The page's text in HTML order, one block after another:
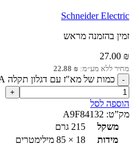
Schneider Electric
זמין בהזמנה מראש
27.00 ₪
מחיר ללא מע״מ: 22.88 ₪
כמות של מא"ז עם דגלון תקלה 1P iC60H 32A
הוספה לסל
מק”ט: A9F84132
משקל
215 גרם
מידות
18 × 85 מילימטרים